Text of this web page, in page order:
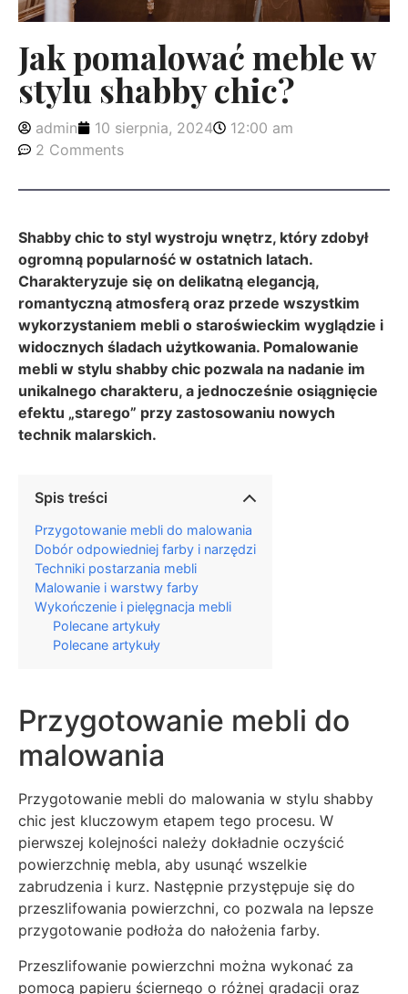
Jak pomalować meble w
stylu shabby chic?
admin 10 sierpnia, 2024
12:00 am
2 Comments
Shabby chic to styl wystroju wnętrz, który zdobył
ogromną popularność w ostatnich latach.
Charakteryzuje się on delikatną elegancją,
romantyczną atmosferą oraz przede wszystkim
wykorzystaniem mebli o staroświeckim wyglądzie i
widocznych śladach użytkowania. Pomalowanie
mebli w stylu shabby chic pozwala na nadanie im
unikalnego charakteru, a jednocześnie osiągnięcie
efektu „starego” przy zastosowaniu nowych
technik malarskich.
Spis treści
Przygotowanie mebli do malowania
Dobór odpowiedniej farby i narzędzi
Techniki postarzania mebli
Malowanie i warstwy farby
Wykończenie i pielęgnacja mebli
Polecane artykuły
Polecane artykuły
Przygotowanie mebli do
malowania
Przygotowanie mebli do malowania w stylu shabby
chic jest kluczowym etapem tego procesu. W
pierwszej kolejności należy dokładnie oczyścić
powierzchnię mebla, aby usunąć wszelkie
zabrudzenia i kurz. Następnie przystępuje się do
przeszlifowania powierzchni, co pozwala na lepsze
przygotowanie podłoża do nałożenia farby.
Przeszlifowanie powierzchni można wykonać za
pomocą papieru ściernego o różnej gradacji oraz